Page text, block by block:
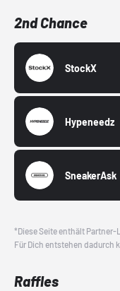
2nd Chance
StockX
Hypeneedz
SneakerAsk
*Diese Seite enthält
Für Dich entstehen dadurch
Raffles